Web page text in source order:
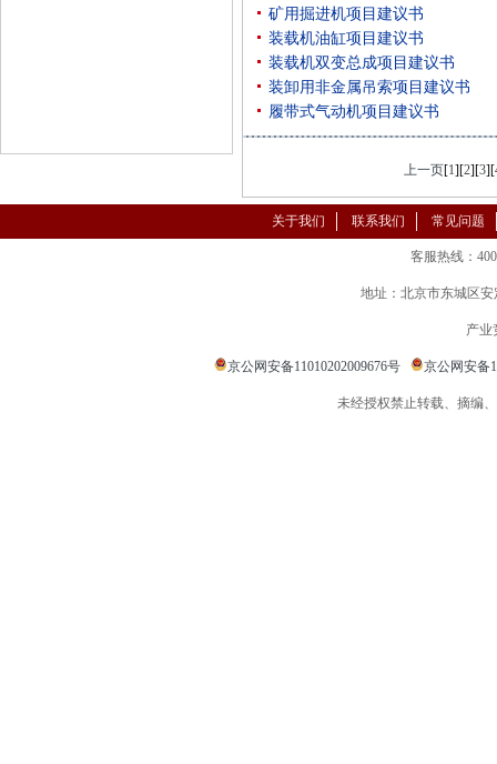
矿用掘进机项目建议书
装载机油缸项目建议书
装载机双变总成项目建议书
装卸用非金属吊索项目建议书
履带式气动机项目建议书
上一页[1][2][3][
关于我们 联系我们 常见问题
客服热线：
地址：北京市东城区
产业
京公网安备11010202009676号 京公网安备
未经授权禁止转载、摘编